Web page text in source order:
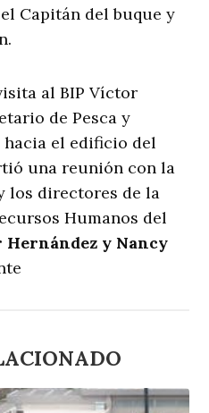
Capitán del buque y
al BIP Víctor
de Pesca y
el edificio del
una reunión con la
los directores de la
Humanos del
Hernández y Nancy